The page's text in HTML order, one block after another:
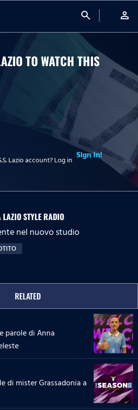
search person
TO WATCHTHIS
Lazio account? Log in Sign In!
STYLE RADIO
nel nuovo studio
RELATED
parole di Anna
di mister Grassadonia a